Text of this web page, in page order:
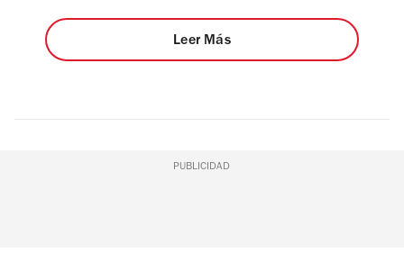
Leer Más
PUBLICIDAD